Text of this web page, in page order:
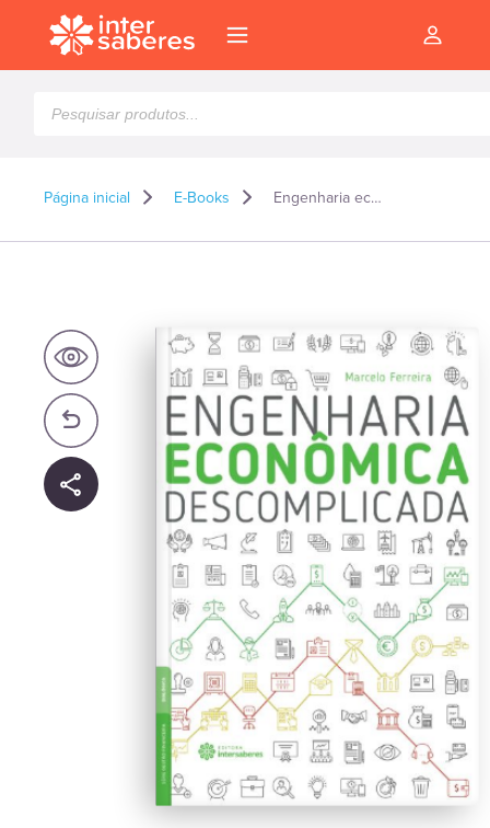
produtos
Página inicial E-Books Engenharia econômica descomplicada – E-book